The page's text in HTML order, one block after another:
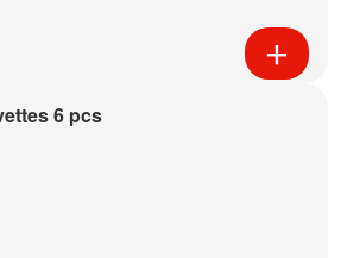
6 pcs